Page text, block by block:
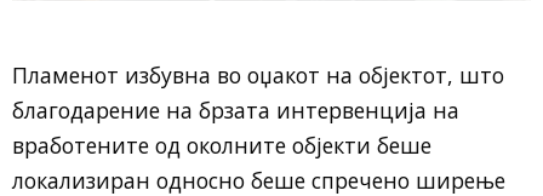
Пламенот избувна во оџакот на објектот, што
благодарение на брзата интервенција на
вработените од околните објекти беше
локализиран односно беше спречено ширење